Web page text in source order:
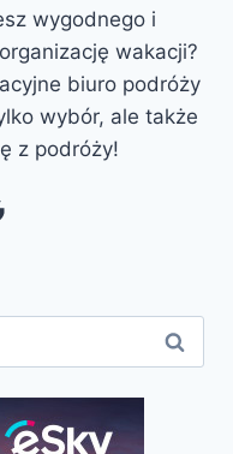
wygodnego i
wakacji?
biuro podróży
wybór, ale także
z podróży!